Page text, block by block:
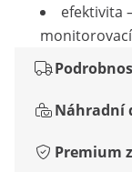
efektivita
Náhradní
Premium